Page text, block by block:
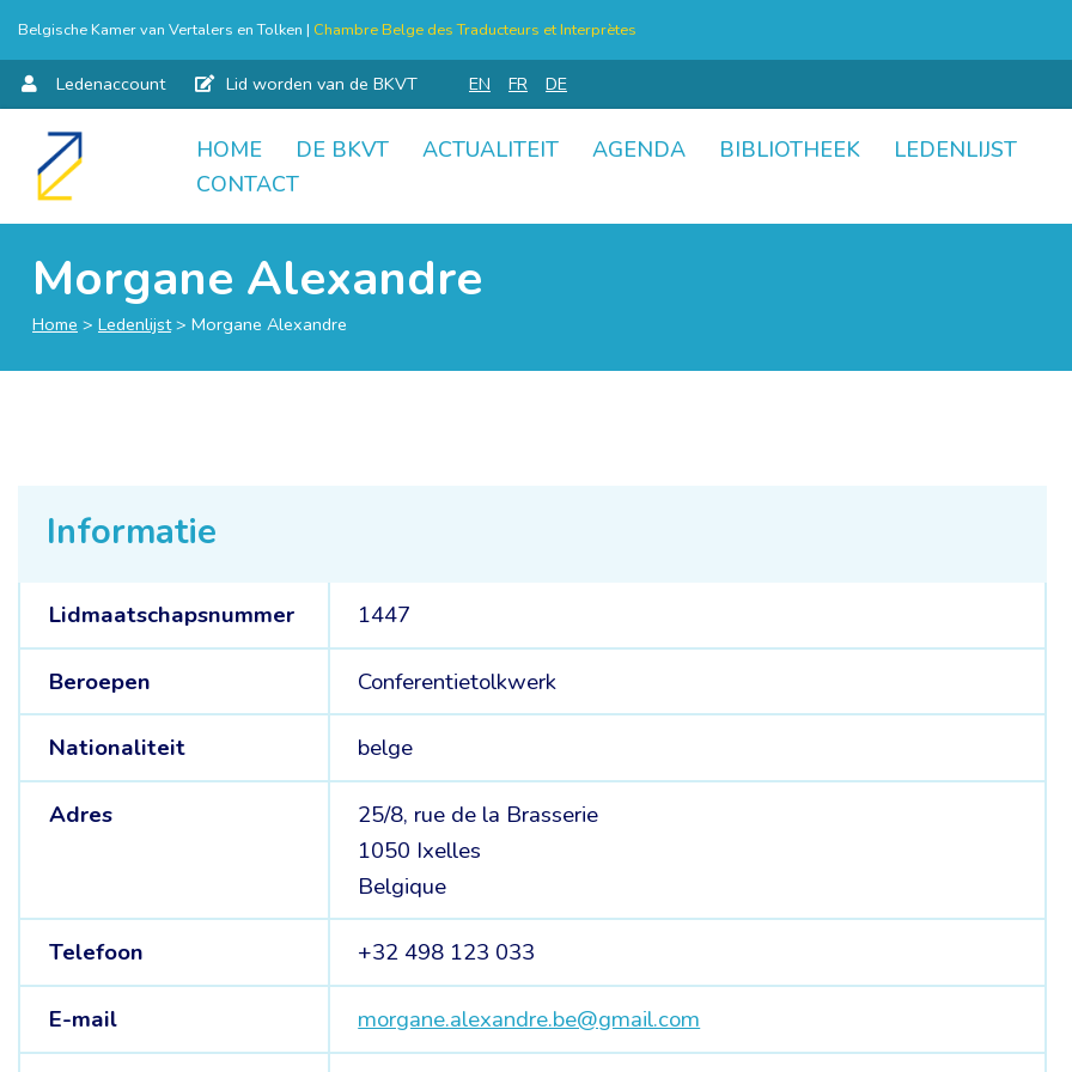
Belgische Kamer van Vertalers en Tolken | Chambre Belge des Traducteurs et Interprètes
Ledenaccount Lid worden van de BKVT EN FR DE
Skip
HOME DE BKVT ACTUALITEIT AGENDA BIBLIOTHEEK
LEDENLIJST
CONTACT
Morgane Alexandre
Home > Ledenlijst> Morgane Alexandre
Informatie
Lidmaatschapsnummer 1447
Beroepen Conferentietolkwerk
Nationaliteit belge
Adres
25/8, rue de la Brasserie
1050 Ixelles
Belgique
Telefoon +32 498 123 033
E-mail morgane.alexandre.be@gmail.com